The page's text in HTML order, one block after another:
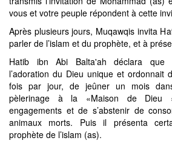
vous et votre peuple répondent à cette
Après plusieurs jours, Muqawqis invita
parler de l’islam et du prophète, et à
Hatib ibn Abi Balta'ah déclara que
l’adoration du Dieu unique et ordonnait
fois par jour, de jeûner un mois
pèlerinage à la «Maison de Dieu
engagements et de s’abstenir de
animaux morts. Puis il présenta
prophète de l’islam (as).